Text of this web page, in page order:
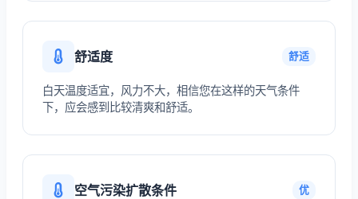
舒适度 舒适
白天温度适宜，风力不大，相信您在这样的天气条件
下，应会感到比较清爽和舒适。
空气污染扩散条件 优